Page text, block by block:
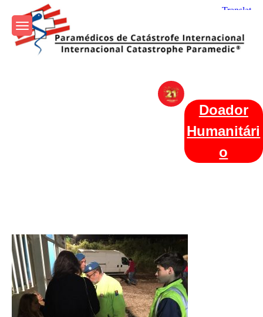
content
Internacional
Doador
Humanitári
o